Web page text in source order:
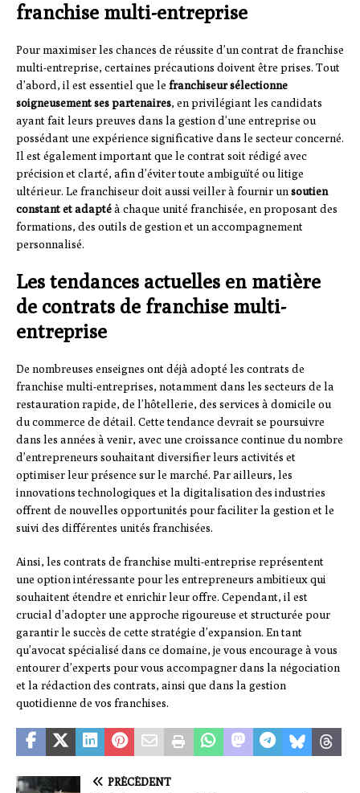
franchise multi-entreprise
Pour maximiser les chances de réussite d’un contrat de franchise
multi-entreprise, certaines précautions doivent être prises. Tout
d’abord, il est essentiel que le franchiseur sélectionne
soigneusement ses partenaires, en privilégiant les candidats
ayant fait leurs preuves dans la gestion d’une entreprise ou
possédant une expérience significative dans le secteur concerné.
Il est également important que le contrat soit rédigé avec
précision et clarté, afin d’éviter toute ambiguïté ou litige
ultérieur. Le franchiseur doit aussi veiller à fournir unsoutien
constant et adaptéà chaque unité franchisée, en proposant des
formations, des outils de gestion et un accompagnement
personnalisé.
Les tendances actuelles en matière
de contrats de franchise multi-
entreprise
De nombreuses enseignes ont déjà adopté les contrats de
franchise multi-entreprises, notamment dans les secteurs de la
restauration rapide, de l’hôtellerie, des services à domicile ou
du commerce de détail. Cette tendance devrait se poursuivre
dans les années à venir, avec une croissance continue du nombre
d’entrepreneurs souhaitant diversifier leurs activités et
optimiser leur présence sur le marché. Par ailleurs, les
innovations technologiques et la digitalisation des industries
offrent de nouvelles opportunités pour faciliter la gestion et le
suivi des différentes unités franchisées.
Ainsi, les contrats de franchise multi-entreprise représentent
une option intéressante pour les entrepreneurs ambitieux qui
souhaitent étendre et enrichir leur offre. Cependant, il est
crucial d’adopter une approche rigoureuse et structurée pour
garantir le succès de cette stratégie d’expansion. En tant
qu’avocat spécialisé dans ce domaine, je vous encourage à vous
entourer d’experts pour vous accompagner dans la négociation
et la rédaction des contrats, ainsi que dans la gestion
quotidienne de vos franchises.
PRÉCÉDENT